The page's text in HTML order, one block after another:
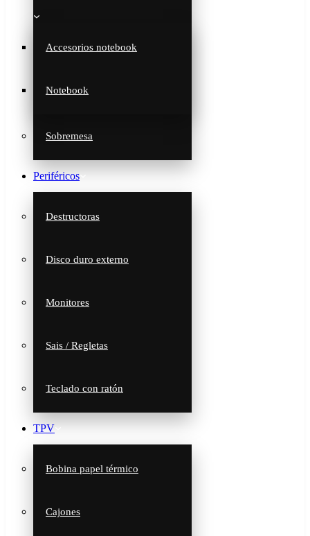
Accesorios notebook
Notebook
Sobremesa
Periféricos
Destructoras
Disco duro externo
Monitores
Sais / Regletas
Teclado con ratón
TPV
Bobina papel térmico
Cajones